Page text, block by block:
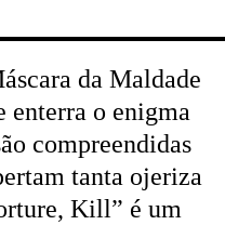
da Maldade
enterra o enigma
compreendidas
tanta ojeriza
Kill” é um